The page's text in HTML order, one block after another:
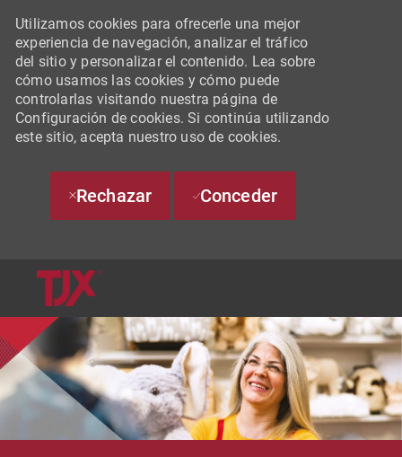
Utilizamos cookies para ofrecerle una mejor
experiencia de navegación, analizar el tráfico
del sitio y personalizar el contenido. Lea sobre
cómo usamos las cookies y cómo puede
controlarlas visitando nuestra página de
Configuración de cookies. Si continúa utilizando
este sitio, acepta nuestro uso de cookies.
Rechazar Conceder